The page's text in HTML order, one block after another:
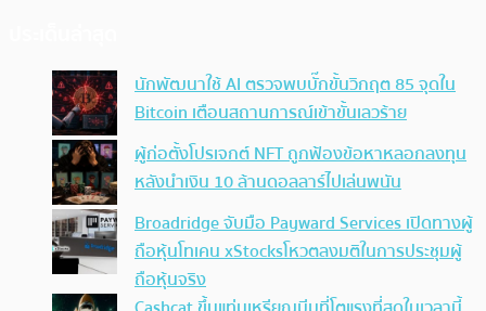
นักพัฒนาใช้ AI ตรวจพบบั๊กขั้นวิกฤต 85 จุดใน
Bitcoin เตือนสถานการณ์เข้าขั้นเลวร้าย
ผู้ก่อตั้งโปรเจกต์ NFT ถูกฟ้องข้อหาหลอกลงทุน
หลังนำเงิน 10 ล้านดอลลาร์ไปเล่นพนัน
Broadridge จับมือ Payward Services เปิดทางผู้
ถือหุ้นโทเคน xStocksโหวตลงมติในการประชุมผู้
ถือหุ้นจริง